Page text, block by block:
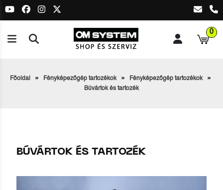
0
Főoldal Fényképezőgép tartozékok
Fényképezőgép tartozékok
Búvártok és tartozék
BÚVÁRTOK ÉS TARTOZÉK